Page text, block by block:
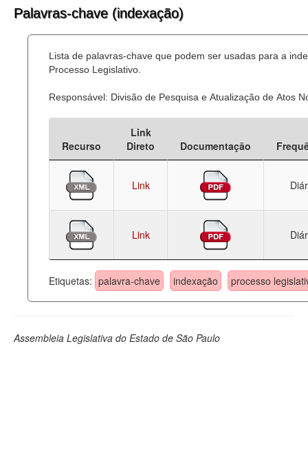
Palavras-chave (indexação)
Lista de palavras-chave que podem ser usadas para a
Processo Legislativo.
Responsável: Divisão de Pesquisa e Atualização de Atos
Recurso
Link
Direto
Documentação
Link
Link
Etiquetas: palavra-chave indexação processo
Assembleia Legislativa do Estado de São Paulo